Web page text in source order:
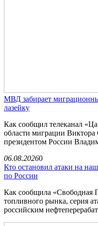
МВД забирает
лазейку
Как сообщил телеканал
области миграции
президентом России
06.08.20260
Кто остановил атаки на
по России
Как сообщила «Свободная
топливного рынка, серия
российским